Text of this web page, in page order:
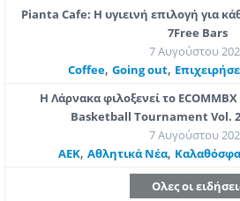
Pianta Cafe: Η υγιεινή επιλογή για
7Free Bars
7 Αυγούστου
Coffee, Going out,
Η Λάρνακα φιλοξενεί το
Basketball Tournament Vol.
7 Αυγούστου
ΑΕΚ, Αθλητικά Νέα,
Ολες οι